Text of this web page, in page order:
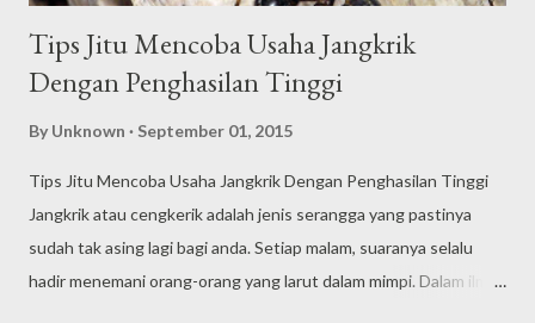
Tips Jitu Mencoba Usaha Jangkrik
Dengan Penghasilan Tinggi
By Unknown September 01, 2015
Tips Jitu Mencoba Usaha Jangkrik Dengan Penghasilan Tinggi
Jangkrik atau cengkerik adalah jenis serangga yang pastinya
sudah tak asing lagi bagi anda. Setiap malam, suaranya selalu
hadir menemani orang-orang yang larut dalam mimpi. Dalam ilmu